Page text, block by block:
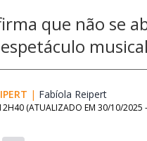
que não se
| Fabíola Reipert
(ATUALIZADO EM 30/10/2025